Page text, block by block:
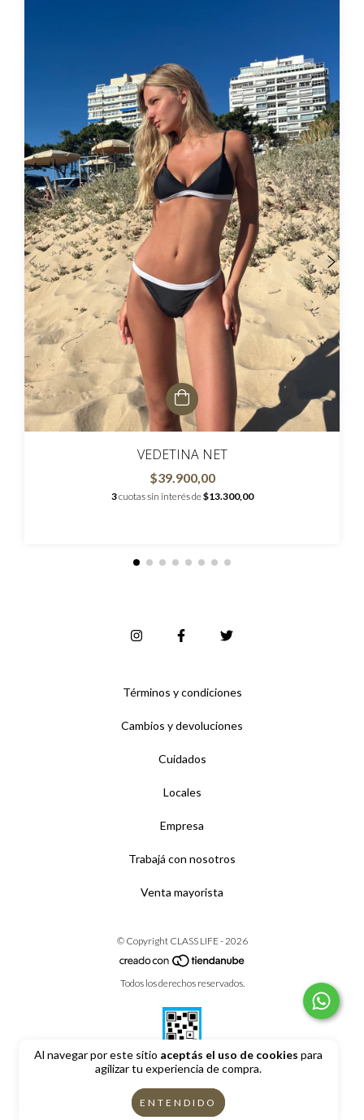
Al navegar por este sitio aceptás el uso de cookies para
agilizar tu experiencia de compra.
ENTENDIDO
VEDETINA NET
$39.900,00
3cuotas sin interés de$13.300,00
Términos y condiciones
Cambios y devoluciones
Cuidados
Locales
Empresa
Trabajá con nosotros
Venta mayorista
© Copyright CLASS LIFE - 2026
Todos los derechos reservados.
Defensa de las y los consumidores. Para reclamos